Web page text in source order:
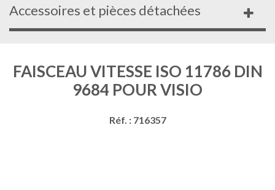
Accessoires et pièces détachées
FAISCEAU VITESSE ISO 11786 DIN
9684 POUR VISIO
Réf. : 716357